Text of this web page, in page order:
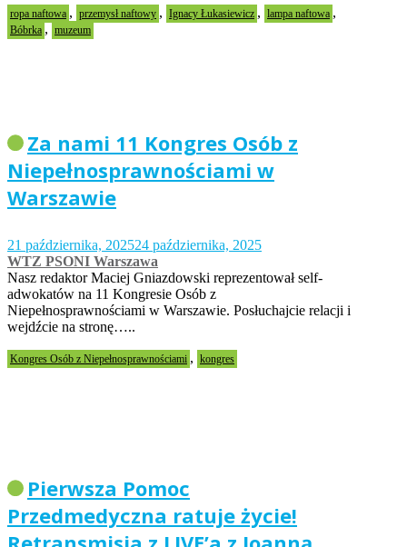
ropa naftowa , przemysł naftowy , Ignacy Łukasiewicz , lampa naftowa ,
Bóbrka , muzeum
Za nami 11 Kongres Osób z
Niepełnosprawnościami w
Warszawie
21 października, 202524 października, 2025
WTZ PSONI Warszawa
Nasz redaktor Maciej Gniazdowski reprezentował self-
adwokatów na 11 Kongresie Osób z
Niepełnosprawnościami w Warszawie. Posłuchajcie relacji i
wejdźcie na stronę…..
Kongres Osób z Niepełnosprawnościami , kongres
Pierwsza Pomoc
Przedmedyczna ratuje życie!